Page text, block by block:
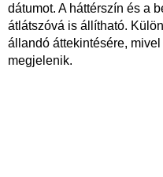
dátumot. A háttérszín és a
átlátszóvá is állítható.
állandó áttekintésére,
megjelenik.